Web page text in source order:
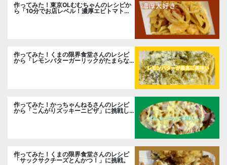
作ってみた！東京OLむむちゃんのレシピか
ら「10分でお店レベル！濃厚エビトマトク
リームパスタ」に挑戦
作ってみた！くまの限界食堂さんのレシピ
から「レモンバターガーリックがたまらな
作ってみた！かっちゃんねるさんのレシピ
から「こんがりズッキーニピザ」に挑戦し
ました。
作ってみた！くまの限界食堂さんのレシピ
「サックサクチーズとんかつ！」に挑戦。